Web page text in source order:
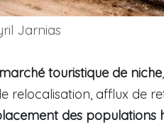
Jarnias
touristique de niche
relocalisation, afflux de
des populations